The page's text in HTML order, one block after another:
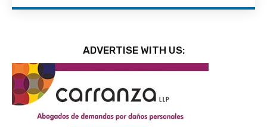
ADVERTISE WITH US: